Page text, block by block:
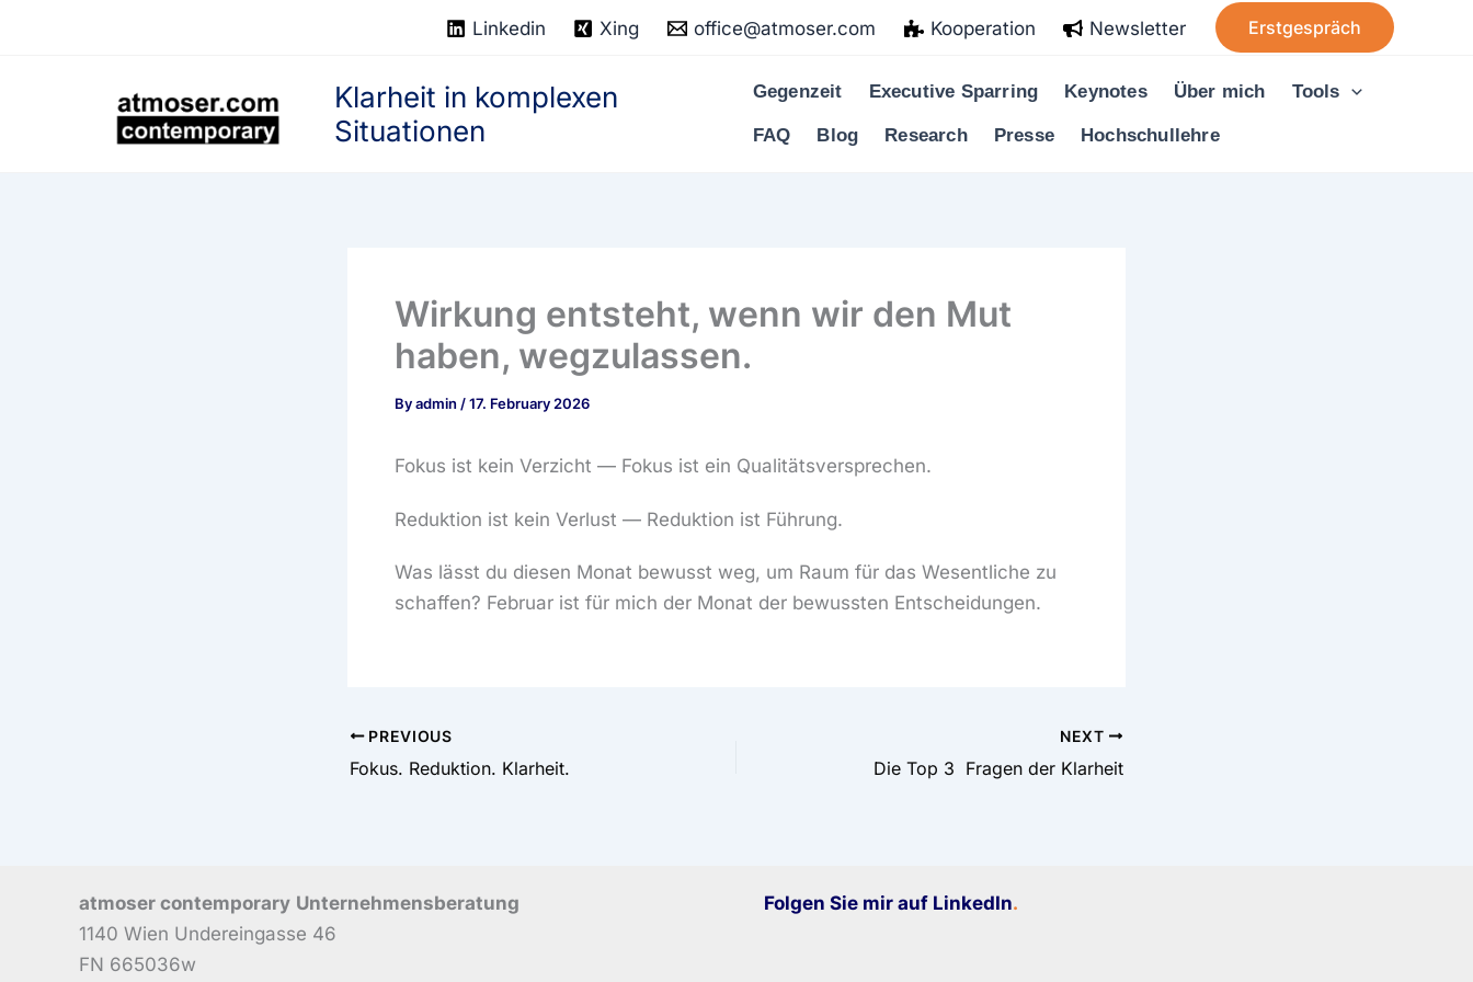
Linkedin Xing office@atmoser.com Kooperation Newsletter Erstgespräch
Klarheit in komplexen
Situationen
Gegenzeit Executive Sparring Keynotes Über mich Tools
FAQ Blog Research Presse Hochschullehre
Wirkung entsteht, wenn wir den Mut
haben, wegzulassen.
Byadmin /17. February 2026
Fokus ist kein Verzicht — Fokus ist ein Qualitätsversprechen.
Reduktion ist kein Verlust — Reduktion ist Führung.
Was lässt du diesen Monat bewusst weg, um Raum für das Wesentliche zu
schaffen? Februar ist für mich der Monat der bewussten Entscheidungen.
PREVIOUS
Fokus. Reduktion. Klarheit.
NEXT
Die Top 3 Fragen der Klarheit
atmoser contemporary Unternehmensberatung
1140 Wien Undereingasse 46
FN 665036w
Folgen Sie mir auf LinkedIn.